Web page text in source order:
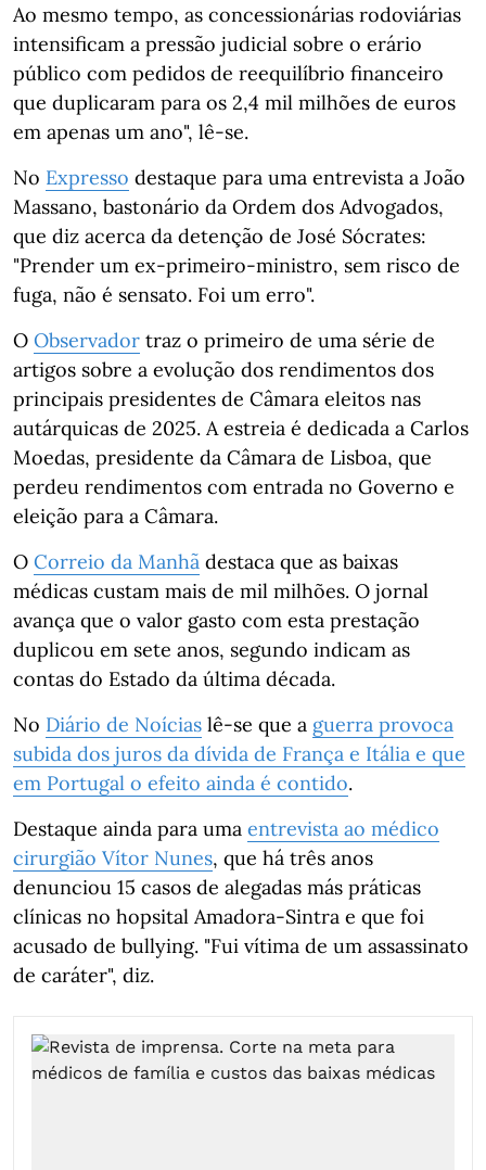
Ao mesmo tempo, as concessionárias rodoviárias
intensificam a pressão judicial sobre o erário
público com pedidos de reequilíbrio financeiro
que duplicaram para os 2,4 mil milhões de euros
em apenas um ano", lê-se.
No Expresso destaque para uma entrevista a João
Massano, bastonário da Ordem dos Advogados,
que diz acerca da detenção de José Sócrates:
"Prender um ex-primeiro-ministro, sem risco de
fuga, não é sensato. Foi um erro".
O Observador traz o primeiro de uma série de
artigos sobre a evolução dos rendimentos dos
principais presidentes de Câmara eleitos nas
autárquicas de 2025. A estreia é dedicada a Carlos
Moedas, presidente da Câmara de Lisboa, que
perdeu rendimentos com entrada no Governo e
eleição para a Câmara.
O Correio da Manhã destaca que as baixas
médicas custam mais de mil milhões. O jornal
avança que o valor gasto com esta prestação
duplicou em sete anos, segundo indicam as
contas do Estado da última década.
No Diário de Noícias lê-se que a guerra provoca
subida dos juros da dívida de França e Itália e que
em Portugal o efeito ainda é contido.
Destaque ainda para uma entrevista ao médico
cirurgião Vítor Nunes, que há três anos
denunciou 15 casos de alegadas más práticas
clínicas no hopsital Amadora-Sintra e que foi
acusado de bullying. "Fui vítima de um assassinato
de caráter", diz.